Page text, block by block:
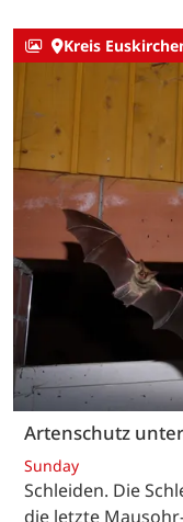
Kreis
Artenschutz
Sunday
Schleiden. Die
die letzte